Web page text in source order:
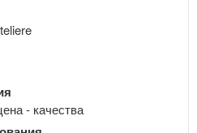
- качества